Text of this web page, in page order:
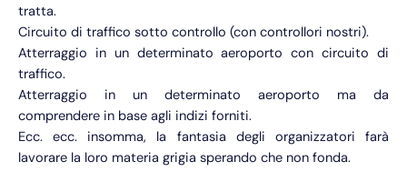
tratta.
Circuito di traffico sotto controllo (con controllori nostri).
Atterraggio in un determinato aeroporto con circuito di
traffico.
Atterraggio in un determinato aeroporto ma da
comprendere in base agli indizi forniti.
Ecc. ecc. insomma, la fantasia degli organizzatori farà
lavorare la loro materia grigia sperando che non fonda.